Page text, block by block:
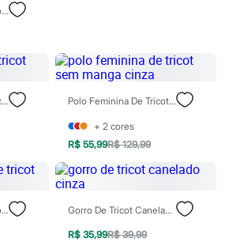
Polo Masculina De Tricot Canelado Cinza
Polo Feminina De Tricot Manga Curta Cinza Polo Feminina De Tricot Sem Manga Cinza
+ 2 cores
R$ 55,99R$ 129,99
Polo Masculina De Tricot Canelada Cinza Gorro De Tricot Canelado Cinza
R$ 35,99R$ 39,99